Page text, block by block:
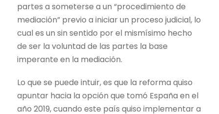
partes a someterse a un “procedimiento de
mediación” previo a iniciar un proceso judicial, lo
cual es un sin sentido por el mismísimo hecho
de ser la voluntad de las partes la base
imperante en la mediación.
Lo que se puede intuir, es que la reforma quiso
apuntar hacia la opción que tomó España en el
año 2019, cuando este país quiso implementar a